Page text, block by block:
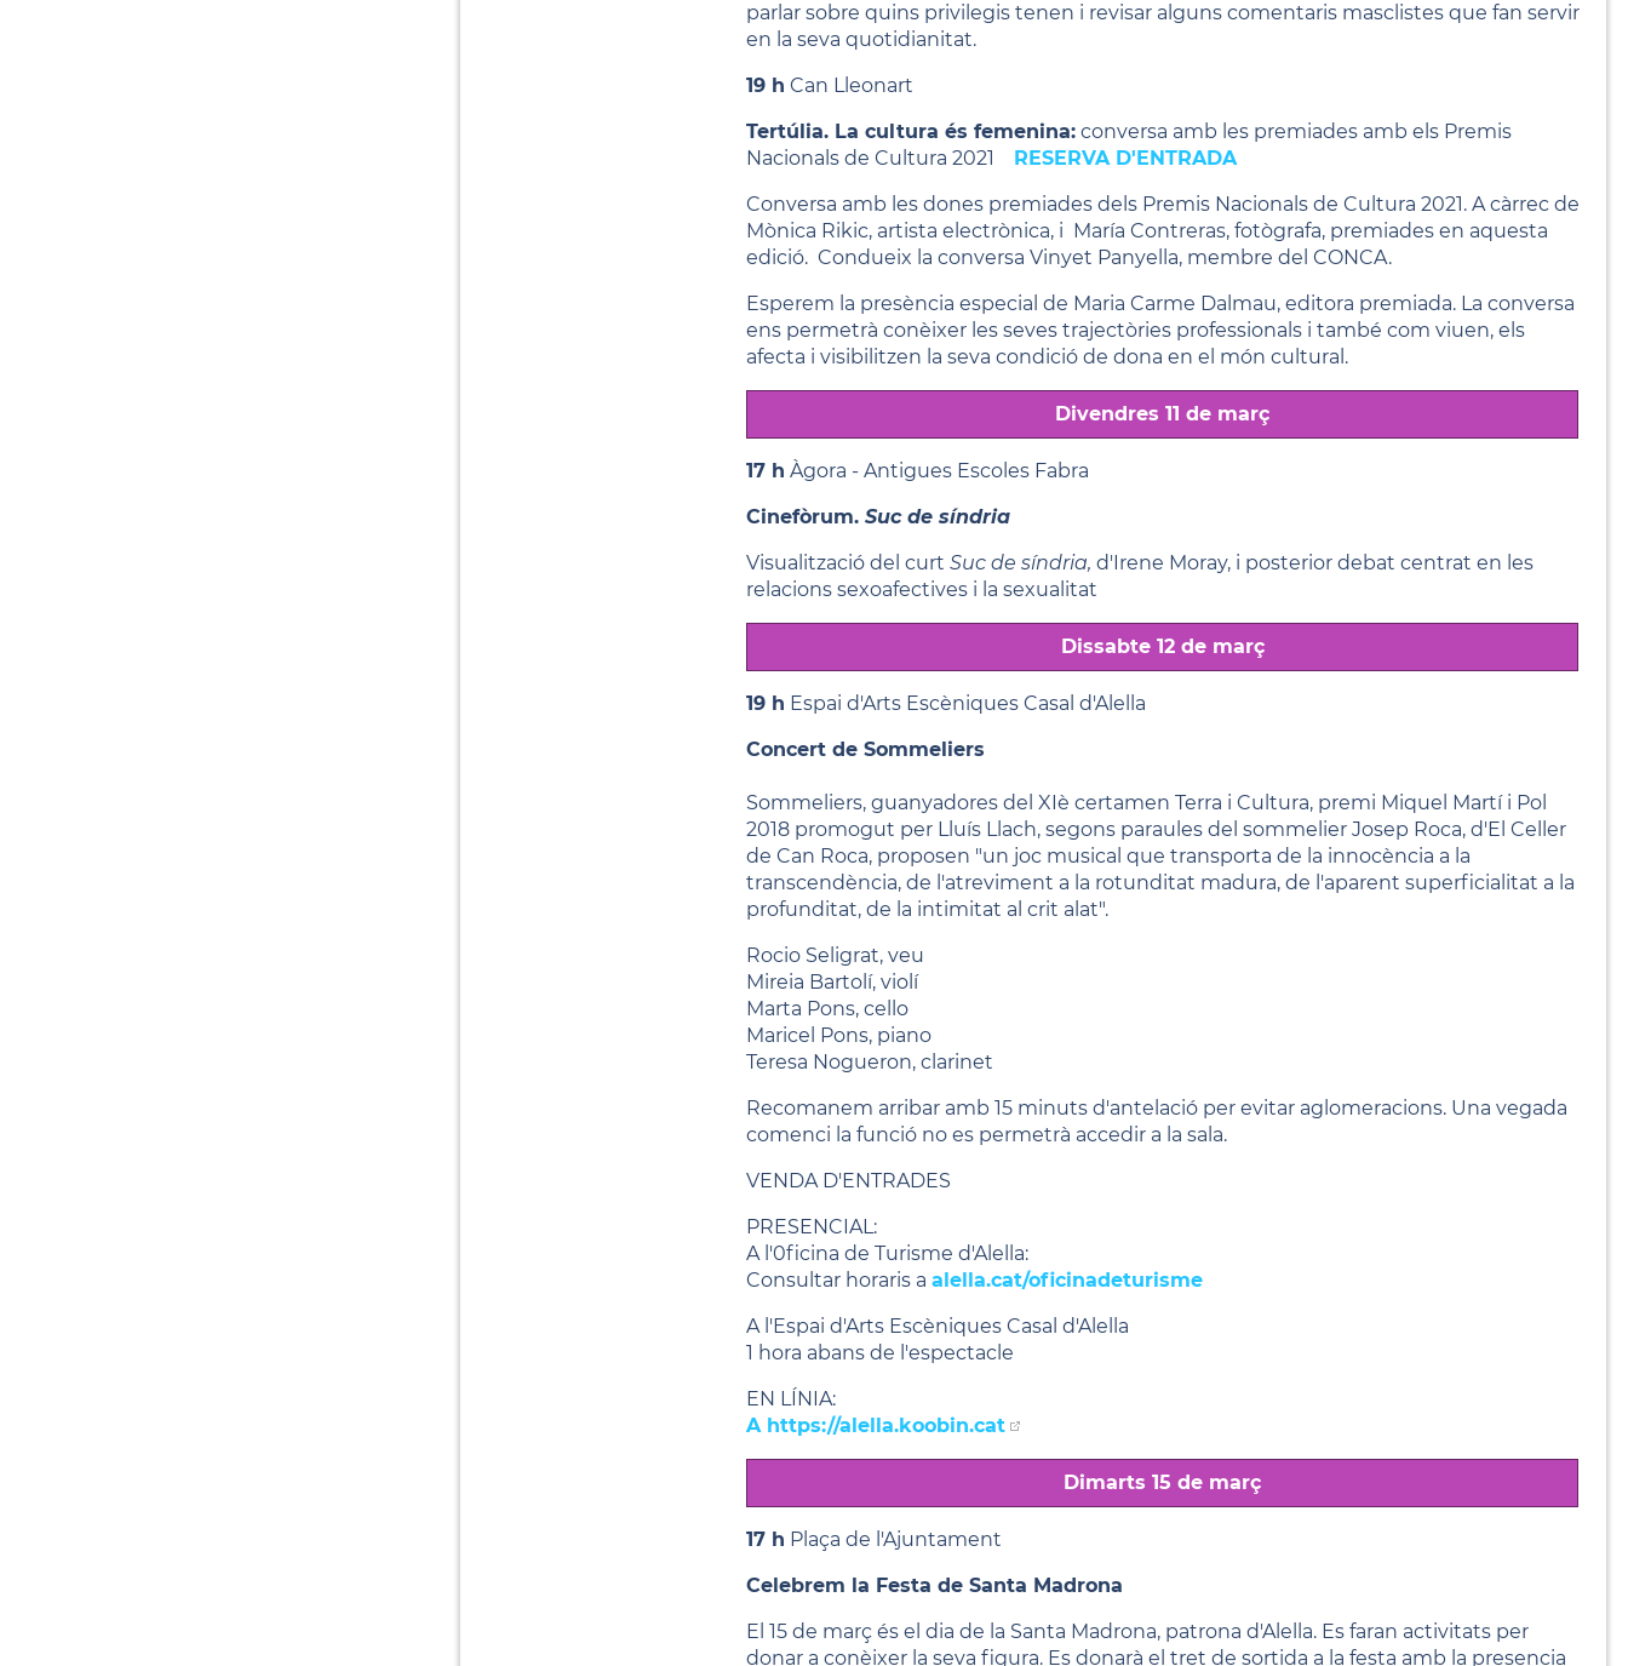
parlar sobre quins privilegis tenen i revisar alguns comentaris masclistes que fan servir
en la seva quotidianitat.
19 h Can Lleonart
Tertúlia. La cultura és femenina: conversa amb les premiades amb els Premis
Nacionals de Cultura 2021
RESERVA D'ENTRADA
Conversa amb les dones premiades dels Premis Nacionals de Cultura 2021. A càrrec de
Mònica Rikic, artista electrònica, i María Contreras, fotògrafa, premiades en aquesta
edició. Condueix la conversa Vinyet Panyella, membre del CONCA.
Esperem la presència especial de Maria Carme Dalmau, editora premiada. La conversa
ens permetrà conèixer les seves trajectòries professionals i també com viuen, els
afecta i visibilitzen la seva condició de dona en el món cultural.
Divendres 11 de març
17 h Àgora - Antigues Escoles Fabra
Cinefòrum.Suc de síndria
Visualització del curtSuc de síndria, d'Irene Moray, i posterior debat centrat en les
relacions sexoafectives i la sexualitat
Dissabte 12 de març
19 h Espai d'Arts Escèniques Casal d'Alella
Concert de Sommeliers
Sommeliers, guanyadores del XIè certamen Terra i Cultura, premi Miquel Martí i Pol
2018 promogut per Lluís Llach, segons paraules del sommelier Josep Roca, d'El Celler
de Can Roca, proposen "un joc musical que transporta de la innocència a la
transcendència, de l'atreviment a la rotunditat madura, de l'aparent superficialitat a la
profunditat, de la intimitat al crit alat".
Rocio Seligrat, veu
Mireia Bartolí, violí
Marta Pons, cello
Maricel Pons, piano
Teresa Nogueron, clarinet
Recomanem arribar amb 15 minuts d'antelació per evitar aglomeracions. Una vegada
comenci la funció no es permetrà accedir a la sala.
VENDA D'ENTRADES
PRESENCIAL:
A l'0ficina de Turisme d'Alella:
Consultar horaris aalella.cat/oficinadeturisme
A l'Espai d'Arts Escèniques Casal d'Alella
1 hora abans de l'espectacle
EN LÍNIA:
A https://alella.koobin.cat
Dimarts 15 de març
17 h Plaça de l'Ajuntament
Celebrem la Festa de Santa Madrona
El 15 de març és el dia de la Santa Madrona, patrona d'Alella. Es faran activitats per
donar a conèixer la seva figura. Es donarà el tret de sortida a la festa amb la presencia